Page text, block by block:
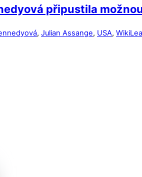
připustila
, Julian Assange, USA,